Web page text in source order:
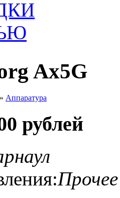
Ax5G
» Аппаратура
рублей
Прочее